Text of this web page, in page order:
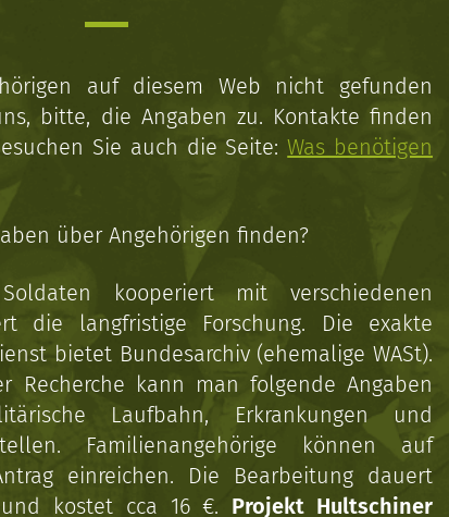
auf diesem Web nicht gefunden
bitte, die Angaben zu. Kontakte finden
Sie auch die Seite:Was benötigen
über Angehörigen finden?
kooperiert mit verschiedenen
die langfristige Forschung. Die exakte
bietet Bundesarchiv (ehemalige WASt).
Recherche kann man folgende Angaben
Laufbahn, Erkrankungen und
Familienangehörige können auf
einreichen. Die Bearbeitung dauert
kostet cca 16 €. Projekt Hultschiner